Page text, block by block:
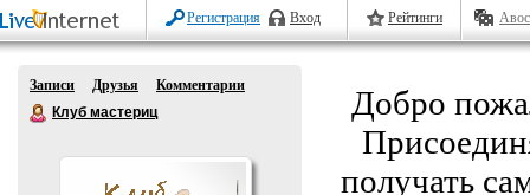
Регистрация Вход Рейтинги
Записи Друзья
Комментарии
Клуб мастериц
Добро
получать